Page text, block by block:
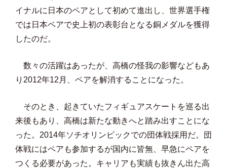
イナルに日本のペアとして初めて進出し、世界選手権
では日本ペアで史上初の表彰台となる銅メダルを獲得
したのだ。
数々の活躍はあったが、高橋の怪我の影響などもあ
り2012年12月、ペアを解消することになった。
そのとき、起きていたフィギュアスケートを巡る出
来後もあり、高橋は新たな動きへと踏み出すことにな
った。2014年ソチオリンピックでの団体戦採用だ。団
体戦にはペアも参加するが国内に皆無、早急にペアを
つくる必要があった。キャリアも実績も抜きん出た高